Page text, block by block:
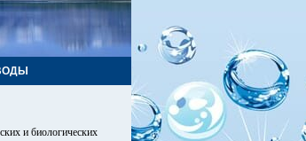
и биологических